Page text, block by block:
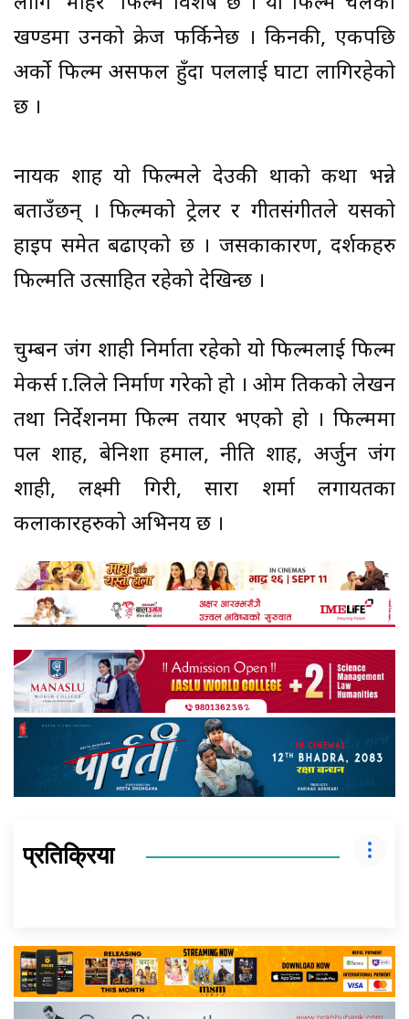
खण्डमा उनको क्रेज फर्किनेछ । किनकी, एकपछि
अर्को फिल्म असफल हुँदा पललाई घाटा लागिरहेको
छ ।
नायक शाह यो फिल्मले देउकी प्रथाको कथा भन्ने
बताउँछन् । फिल्मको ट्रेलर र गीतसंगीतले यसको
हाइप समेत बढाएको छ । जसकाकारण, दर्शकहरु
फिल्मप्रति उत्साहित रहेको देखिन्छ ।
चुम्बन जंग शाही निर्माता रहेको यो फिल्मलाई फिल्म
मेकर्स प्रा.लिले निर्माण गरेको हो । ओम प्रतिकको लेखन
तथा निर्देशनमा फिल्म तयार भएको हो । फिल्ममा
पल शाह, बेनिशा हमाल, नीति शाह, अर्जुन जंग
शाही, लक्ष्मी गिरी, सारा शर्मा लगायतका
कलाकारहरुको अभिनय छ ।
प्रतिक्रिया